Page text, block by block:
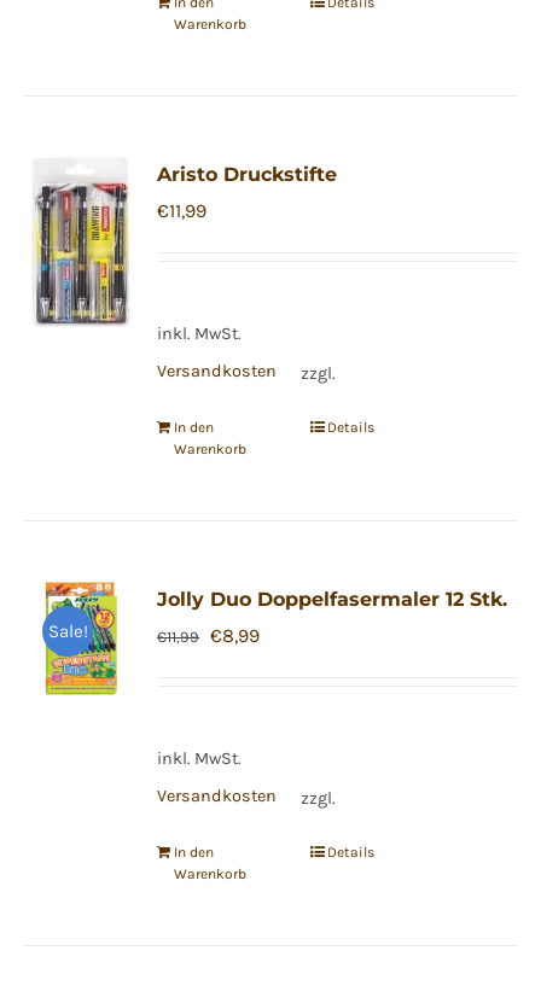
Warenkorb
Aristo Druckstifte
€11,99
inkl. MwSt.
zzgl.
Versandkosten
In den
Warenkorb
Details
Sale!
Jolly Duo Doppelfasermaler 12 Stk.
€11,99 Ursprünglicher
€8,99Aktueller
inkl. MwSt.
zzgl.
Versandkosten
In den
Warenkorb
Details